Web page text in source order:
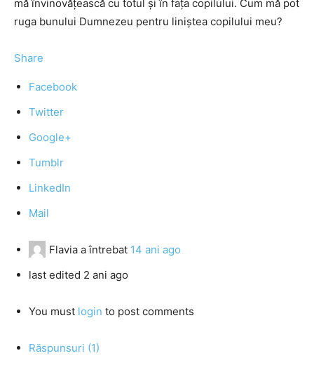
mă învinovăţească cu totul şi în faţa copilului. Cum mă pot
ruga bunului Dumnezeu pentru liniştea copilului meu?
Share
Facebook
Twitter
Google+
Tumblr
LinkedIn
Mail
Flavia a întrebat 14 ani ago
last edited 2 ani ago
You must login to post comments
Răspunsuri (1)